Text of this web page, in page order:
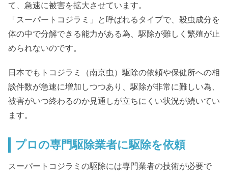
て、急速に被害を拡大させています。
「スーパートコジラミ」と呼ばれるタイプで、殺虫成分を
体の中で分解できる能力がある為、駆除が難しく繁殖が止
められないのです。
日本でもトコジラミ（南京虫）駆除の依頼や保健所への相
談件数が急速に増加しつつあり、駆除が非常に難しい為、
被害がいつ終わるのか見通しが立ちにくい状況が続いてい
ます。
プロの専門駆除業者に駆除を依頼
スーパートコジラミの駆除には専門業者の技術が必要で